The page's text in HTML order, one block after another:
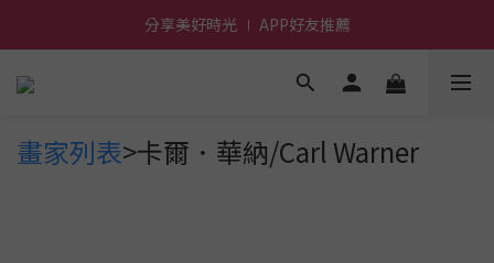
前進~怪獸一族系列活動!
分享美好時光 ∣ APP好友推薦
前進~怪獸一族系列活動!
畫家列表>卡爾．華納/Carl Warner